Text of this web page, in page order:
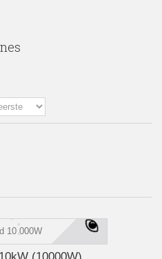
(10000W)